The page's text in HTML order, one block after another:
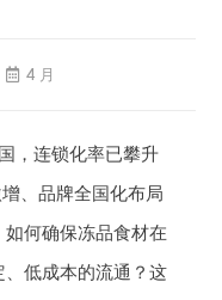
4 月
，连锁化率已攀升
、品牌全国化布局
何确保冻品食材在
低成本的流通？这